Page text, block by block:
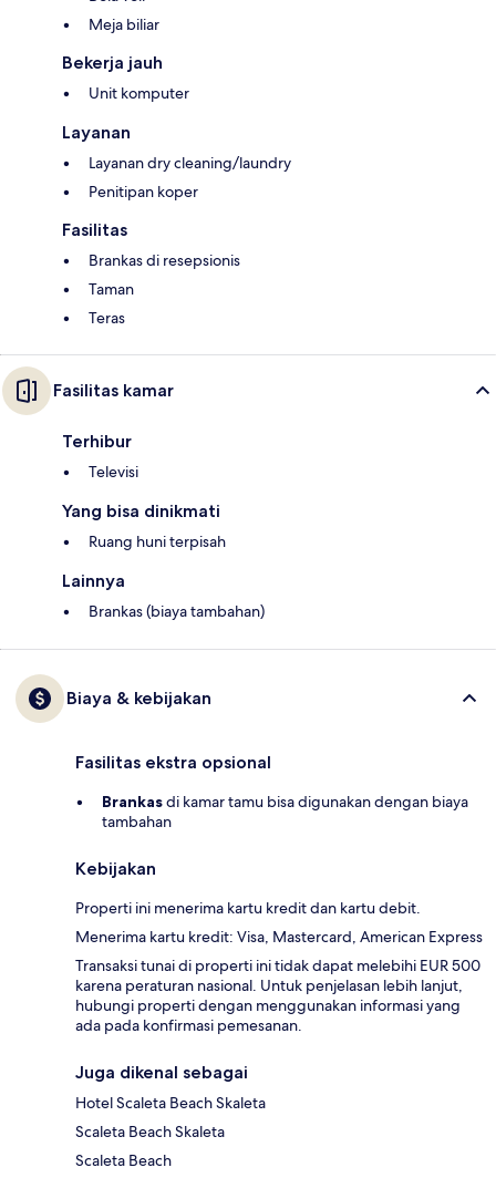
Meja biliar
Bekerja jauh
Unit komputer
Layanan
Layanan dry cleaning/laundry
Penitipan koper
Fasilitas
Brankas di resepsionis
Taman
Teras
Fasilitas kamar
Terhibur
Televisi
Yang bisa dinikmati
Ruang huni terpisah
Lainnya
Brankas (biaya tambahan)
Biaya & kebijakan
Fasilitas ekstra opsional
Brankasdi kamar tamu bisa digunakan dengan biaya
tambahan
Kebijakan
Properti ini menerima kartu kredit dan kartu debit.
Menerima kartu kredit: Visa, Mastercard, American Express
Transaksi tunai di properti ini tidak dapat melebihi EUR 500
karena peraturan nasional. Untuk penjelasan lebih lanjut,
hubungi properti dengan menggunakan informasi yang
ada pada konfirmasi pemesanan.
Juga dikenal sebagai
Hotel Scaleta Beach Skaleta
Scaleta Beach Skaleta
Scaleta Beach